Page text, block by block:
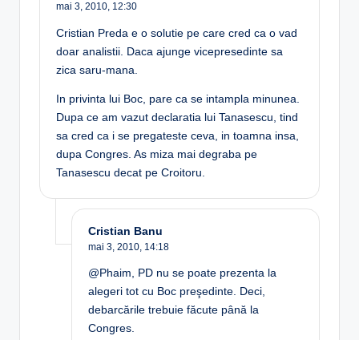
mai 3, 2010, 12:30
Cristian Preda e o solutie pe care cred ca o vad
doar analistii. Daca ajunge vicepresedinte sa
zica saru-mana.
In privinta lui Boc, pare ca se intampla minunea.
Dupa ce am vazut declaratia lui Tanasescu, tind
sa cred ca i se pregateste ceva, in toamna insa,
dupa Congres. As miza mai degraba pe
Tanasescu decat pe Croitoru.
Cristian Banu
mai 3, 2010, 14:18
@Phaim, PD nu se poate prezenta la
alegeri tot cu Boc preşedinte. Deci,
debarcările trebuie făcute până la
Congres.